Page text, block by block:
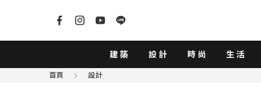
建築 設計 時尚 生活
首頁 設計